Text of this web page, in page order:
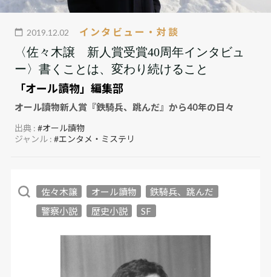
2019.12.02 インタビュー・対談
〈佐々木譲 新人賞受賞40周年インタビュ
ー〉書くことは、変わり続けること
「オール讀物」編集部
オール讀物新人賞『鉄騎兵、跳んだ』から40年の日々
出典 :#オール讀物
ジャンル :#エンタメ・ミステリ
佐々木譲 オール讀物
鉄騎兵、跳んだ
警察小説
歴史小説 SF